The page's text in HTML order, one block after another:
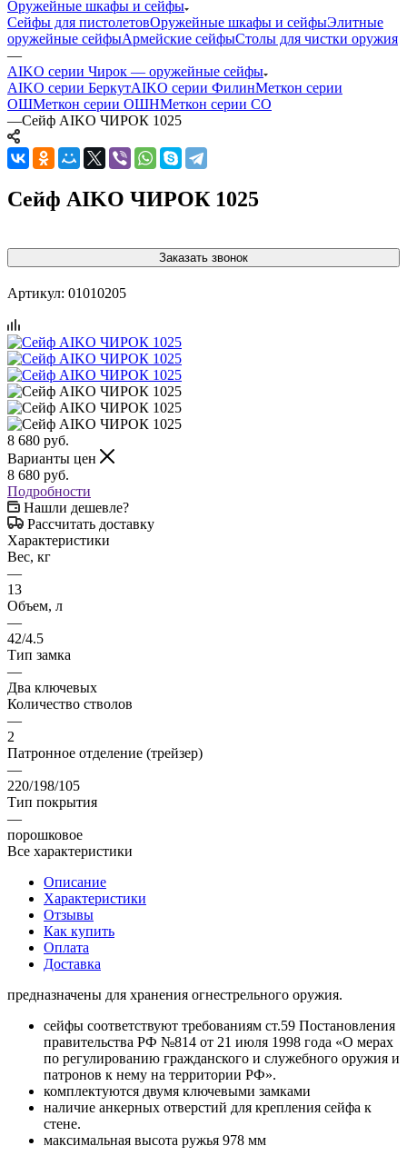
Оружейные шкафы и сейфы
Сейфы для пистолетовОружейные шкафы и сейфыЭлитные
оружейные сейфыАрмейские сейфыСтолы для чистки оружия
—
AIKO серии Чирок — оружейные сейфы
AIKO серии БеркутAIKO серии ФилинМеткон серии
ОШМеткон серии ОШНМеткон серии СО
—Сейф AIKO ЧИРОК 1025
Сейф AIKO ЧИРОК 1025
Заказать звонок
Артикул: 01010205
8 680 руб.
Варианты цен
8 680 руб.
Подробности
Нашли дешевле?
Рассчитать доставку
Характеристики
Вес, кг
—
13
Объем, л
—
42/4.5
Тип замка
—
Два ключевых
Количество стволов
—
2
Патронное отделение (трейзер)
—
220/198/105
Тип покрытия
—
порошковое
Все характеристики
Описание
Характеристики
Отзывы
Как купить
Оплата
Доставка
предназначены для хранения огнестрельного оружия.
сейфы соответствуют требованиям ст.59 Постановления
правительства РФ №814 от 21 июля 1998 года «О мерах
по регулированию гражданского и служебного оружия и
патронов к нему на территории РФ».
комплектуются двумя ключевыми замками
наличие анкерных отверстий для крепления сейфа к
стене.
максимальная высота ружья 978 мм